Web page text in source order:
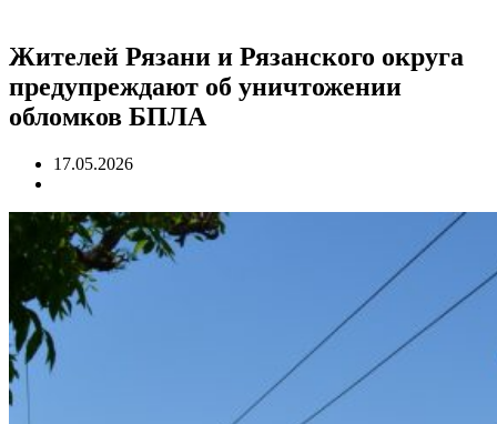
Жителей Рязани и Рязанского округа
предупреждают об уничтожении
обломков БПЛА
17.05.2026